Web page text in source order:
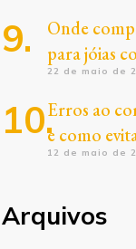
Onde
para jóias
22 de maio de
Erros ao
e como
12 de maio de
Arquivos